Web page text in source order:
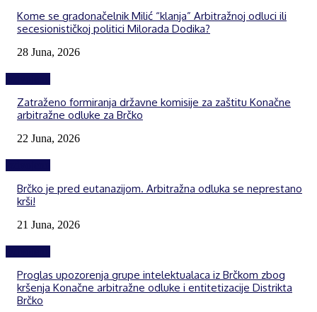
Kome se gradonačelnik Milić “klanja” Arbitražnoj odluci ili
secesionističkoj politici Milorada Dodika?
28 Juna, 2026
Zatraženo formiranja državne komisije za zaštitu Konačne
arbitražne odluke za Brčko
22 Juna, 2026
Brčko je pred eutanazijom. Arbitražna odluka se neprestano
krši!
21 Juna, 2026
Proglas upozorenja grupe intelektualaca iz Brčkom zbog
kršenja Konačne arbitražne odluke i entitetizacije Distrikta
Brčko